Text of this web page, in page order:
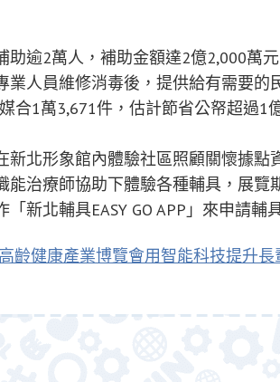
助逾2萬人，補助金額達2億2,000萬
業人員維修消毒後，提供給有需要的
合1萬3,671件，估計節省公帑超過1
新北形象館內體驗社區照顧關懷據
能治療師協助下體驗各種輔具，展覽
新北輔具EASY GO APP」來申請輔
齡健康產業博覽會用智能科技提升長